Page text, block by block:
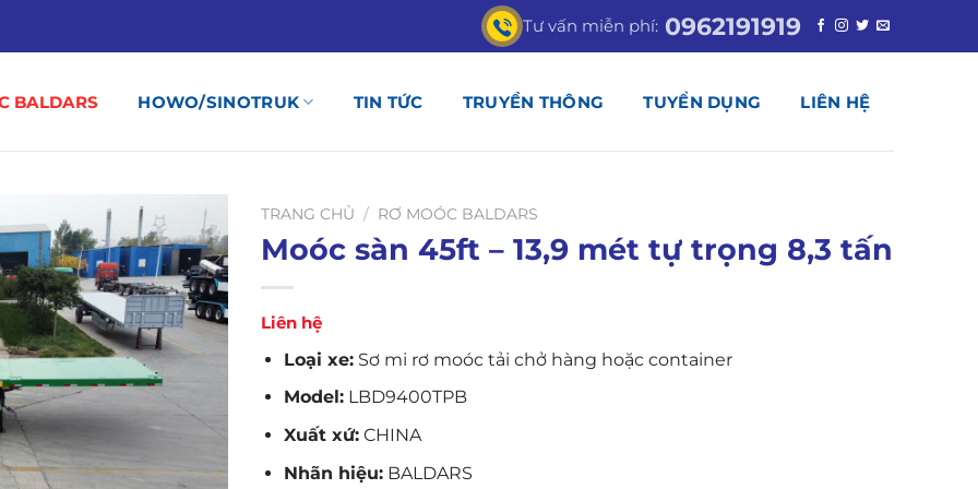
Tư vấn miễn phí: 0962191919
BALDARS HOWO/SINOTRUK TIN TỨC TRUYỀN THÔNG TUYỂN DỤNG LIÊN HỆ
TRANG CHỦ / RƠ MOÓC BALDARS
Moóc sàn 45ft – 13,9 mét tự trọng 8,3 tấn
Liên hệ
Loại xe:Sơ mi rơ moóc tải chở hàng hoặc container
Model:LBD9400TPB
Xuất xứ:CHINA
Nhãn hiệu:BALDARS